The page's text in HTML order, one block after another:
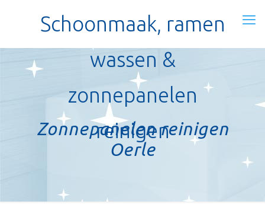
Schoonmaak, ramen
wassen &
zonnepanelen
reinigen
Zonnepanelen reinigen
Oerle